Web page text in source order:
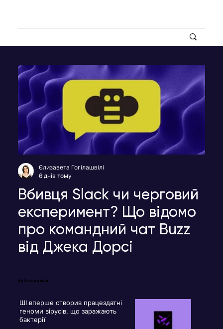
Вбивця Slack чи черговий
експеримент? Що відомо
про командний чат Buzz
від Джека Дорсі
Єлизавета Гогілашвілі
6 днів тому
Вибір редакції
ШІ вперше створив працездатні
геноми вірусів, що заражають
бактерії